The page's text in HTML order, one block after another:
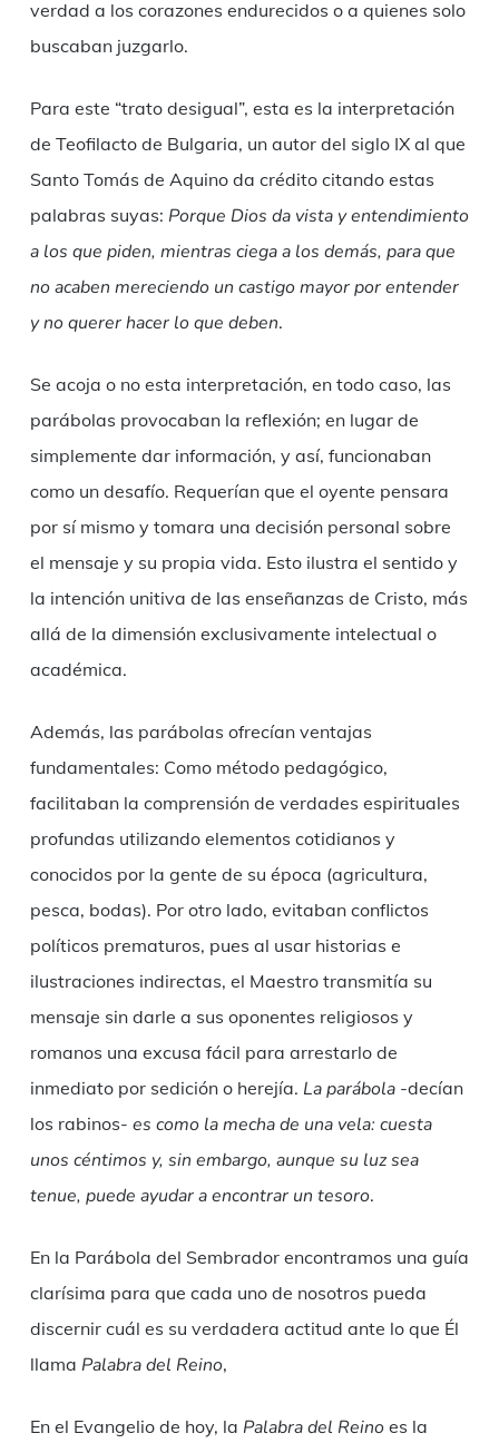
verdad a los corazones endurecidos o a quienes solo
buscaban juzgarlo.
Para este “trato desigual”, esta es la interpretación
de Teofilacto de Bulgaria, un autor del siglo IX al que
Santo Tomás de Aquino da crédito citando estas
palabras suyas: Porque Dios da vista y entendimiento
a los que piden, mientras ciega a los demás, para que
no acaben mereciendo un castigo mayor por entender
y no querer hacer lo que deben.
Se acoja o no esta interpretación, en todo caso, las
parábolas provocaban la reflexión; en lugar de
simplemente dar información, y así, funcionaban
como un desafío. Requerían que el oyente pensara
por sí mismo y tomara una decisión personal sobre
el mensaje y su propia vida. Esto ilustra el sentido y
la intención unitiva de las enseñanzas de Cristo, más
allá de la dimensión exclusivamente intelectual o
académica.
Además, las parábolas ofrecían ventajas
fundamentales: Como método pedagógico,
facilitaban la comprensión de verdades espirituales
profundas utilizando elementos cotidianos y
conocidos por la gente de su época (agricultura,
pesca, bodas). Por otro lado, evitaban conflictos
políticos prematuros, pues al usar historias e
ilustraciones indirectas, el Maestro transmitía su
mensaje sin darle a sus oponentes religiosos y
romanos una excusa fácil para arrestarlo de
inmediato por sedición o herejía. La parábola-decían
los rabinos- es como la mecha de una vela: cuesta
unos céntimos y, sin embargo, aunque su luz sea
tenue, puede ayudar a encontrar un tesoro.
En la Parábola del Sembrador encontramos una guía
clarísima para que cada uno de nosotros pueda
discernir cuál es su verdadera actitud ante lo que Él
llama Palabra del Reino,
En el Evangelio de hoy, la Palabra del Reinoes la